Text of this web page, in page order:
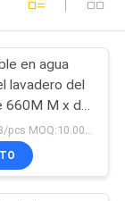
en agua
lavadero del
660M M x de
US $0.21-0.28/pcs MOQ:10.000 PC